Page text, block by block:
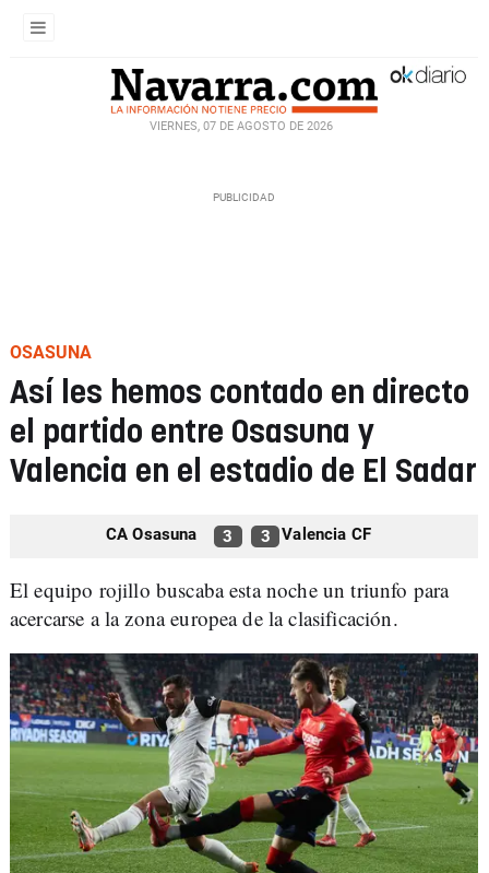
VIERNES, 07 DE AGOSTO DE 2026
OSASUNA
Así les hemos contado en directo
el partido entre Osasuna y
Valencia en el estadio de El Sadar
CA Osasuna 3 3 Valencia CF
El equipo rojillo buscaba esta noche un triunfo para
acercarse a la zona europea de la clasificación.